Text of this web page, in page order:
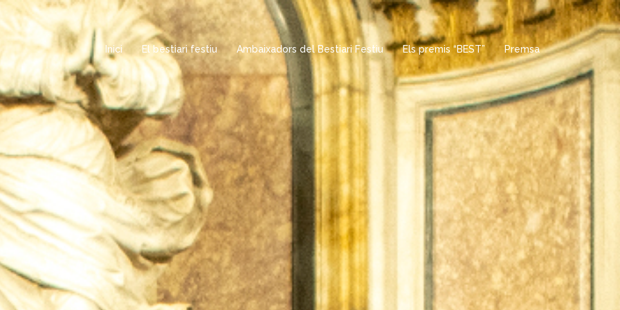
Inici El bestiari festiu Ambaixadors del Bestiari Festiu Els premis “BEST” Premsa